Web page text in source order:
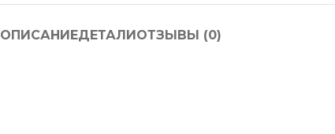
ОПИСАНИЕДЕТАЛИОТЗЫВЫ (0)